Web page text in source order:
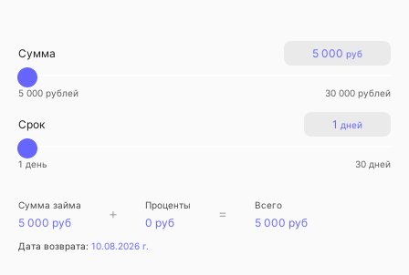
5 000 руб
Сумма
5 000 рублей 30 000 рублей
1 дней
Срок
1 день 30 дней
Сумма займа
5 000 руб
+ Проценты
0 руб
= Всего
5 000 руб
Дата возврата: 10.08.2026 г.